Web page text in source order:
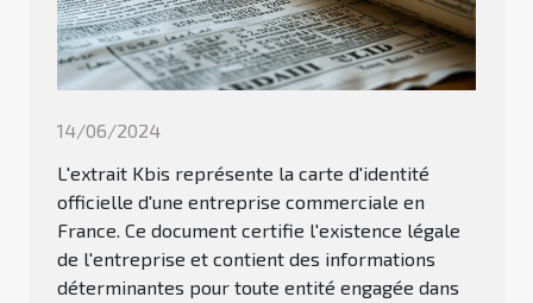
14/06/2024
L'extrait Kbis représente la carte d'identité
officielle d'une entreprise commerciale en
France. Ce document certifie l'existence légale
de l'entreprise et contient des informations
déterminantes pour toute entité engagée dans